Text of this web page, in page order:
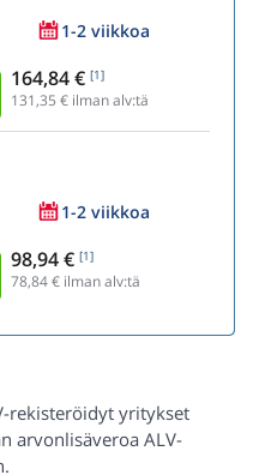
1-2 viikkoa
164,84 € [1]
131,35 € ilman alv:tä
1-2 viikkoa
98,94 € [1]
78,84€ ilman alv:tä
rekisteröidyt yritykset
arvonlisäveroa ALV-